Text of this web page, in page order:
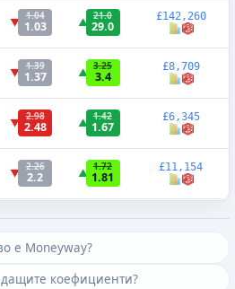
▼ 1.04
1.03 ▲ 21.0
29.0
£142,260
▼ 1.39
1.37 ▲ 3.25
3.4
£8,709
▼ 2.98
2.48 ▲ 1.42
1.67
£6,345
▼ 2.26
2.2 ▲ 1.72
1.81
£11,154
е Moneyway?
коефициенти?